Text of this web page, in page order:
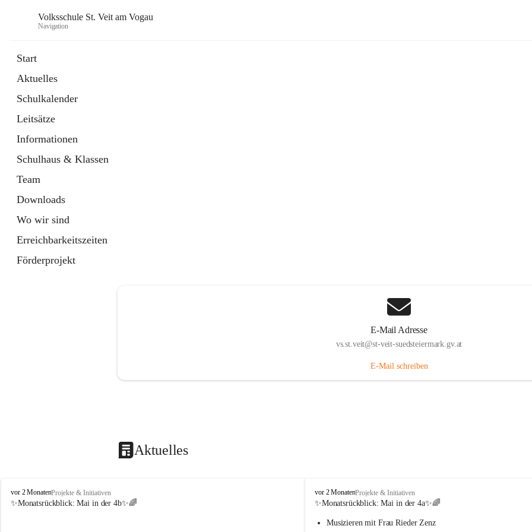
Volksschule St. Veit am Vogau
Navigation
Start
Aktuelles
Schulkalender
Leitsätze
Informationen
Schulhaus & Klassen
Team
Downloads
Wo wir sind
Erreichbarkeitszeiten
Förderprojekt
E-Mail Adresse
vs.st.veit@st-veit-suedsteiermark.gv.at
E-Mail schreiben
Aktuelles
V
o
vor 2 MonatenProjekte & Initiativen
✨Monatsrückblick: Mai in der 4b✨🌈
V
o
k
vor 2 MonatenProjekte & Initiativen
✨Monatsrückblick: Mai in der 4a✨🌈
Musizieren mit Frau Rieder Zenz